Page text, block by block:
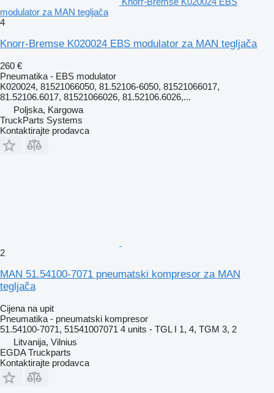
modulator za MAN tegljača
4
Knorr-Bremse K020024 EBS modulator za MAN tegljača
260 €
Pneumatika - EBS modulator
K020024, 81521066050, 81.52106-6050, 81521066017,
81.52106.6017, 81521066026, 81.52106.6026,...
Poljska, Kargowa
TruckParts Systems
Kontaktirajte prodavca
2
MAN 51.54100-7071 pneumatski kompresor za MAN
tegljača
Cijena na upit
Pneumatika - pneumatski kompresor
51.54100-7071, 51541007071 4 units - TGL I 1, 4, TGM 3, 2
Litvanija, Vilnius
EGDA Truckparts
Kontaktirajte prodavca